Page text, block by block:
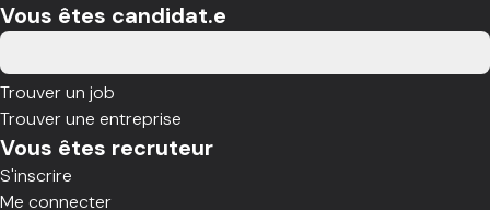
Vous êtes candidat.e
Trouver un job
Trouver une entreprise
Vous êtes recruteur
S'inscrire
Me connecter